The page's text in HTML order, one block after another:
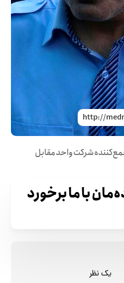
شرکت واحد مقابل
با ما برخورد
یک نظر